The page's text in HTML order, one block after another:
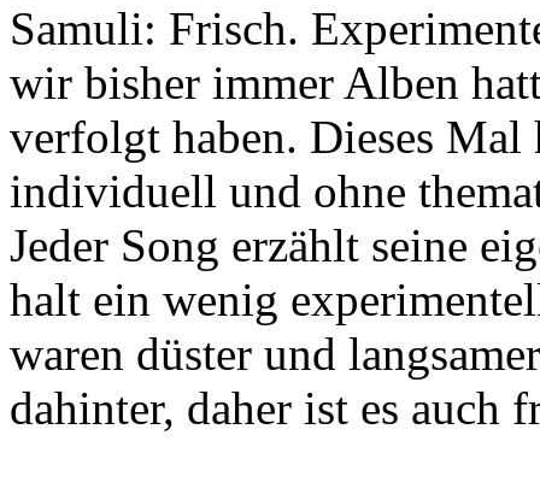
Samuli: Frisch.
wir bisher immer Alben
verfolgt haben. Dieses Mal
individuell und ohne
Jeder Song erzählt seine
halt ein wenig
waren düster und
dahinter, daher ist es auch